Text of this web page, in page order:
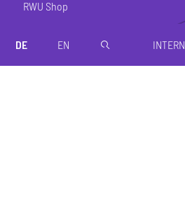
RWU Shop
DE EN magnifier INTERN